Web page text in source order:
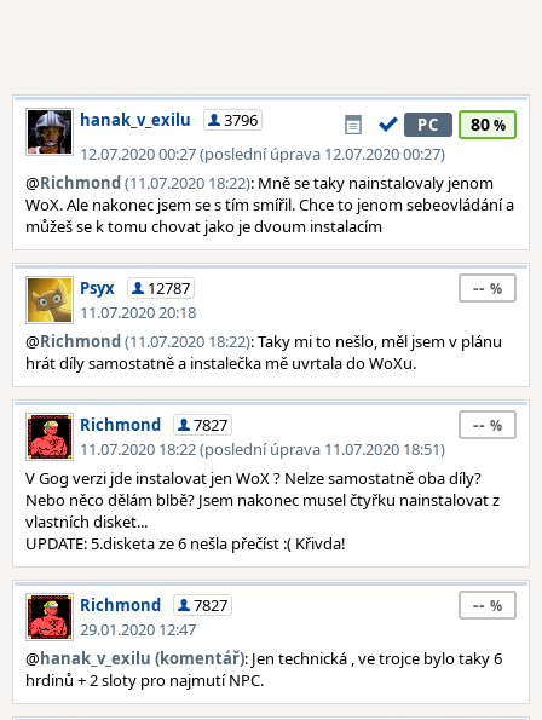
hanak_v_exilu
3796
12.07.2020 00:27 (poslední úprava 12.07.2020 00:27)
PC 80
@Richmond(11.07.2020 18:22): Mně se taky nainstalovaly jenom
WoX. Ale nakonec jsem se s tím smířil. Chce to jenom sebeovládání a
můžeš se k tomu chovat jako je dvoum instalacím
Psyx
12787
11.07.2020 20:18
--
@Richmond(11.07.2020 18:22): Taky mi to nešlo, měl jsem v plánu
hrát díly samostatně a instalečka mě uvrtala do WoXu.
Richmond
7827
11.07.2020 18:22 (poslední úprava 11.07.2020 18:51)
--
V Gog verzi jde instalovat jen WoX ? Nelze samostatně oba díly?
Nebo něco dělám blbě? Jsem nakonec musel čtyřku nainstalovat z
vlastních disket...
UPDATE: 5.disketa ze 6 nešla přečíst :( Křivda!
Richmond
7827
29.01.2020 12:47
--
@hanak_v_exilu (komentář): Jen technická , ve trojce bylo taky 6
hrdinů + 2 sloty pro najmutí NPC.